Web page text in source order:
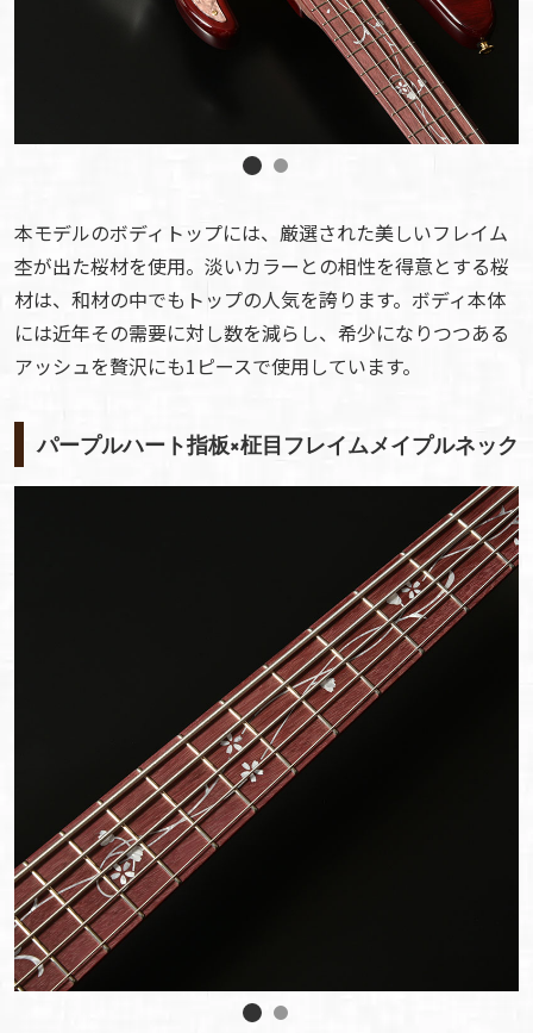
本モデルのボディトップには、厳選された美しいフレイム
杢が出た桜材を使用。淡いカラーとの相性を得意とする桜
材は、和材の中でもトップの人気を誇ります。ボディ本体
には近年その需要に対し数を減らし、希少になりつつある
アッシュを贅沢にも1ピースで使用しています。
パープルハート指板×柾目フレイムメイプルネック